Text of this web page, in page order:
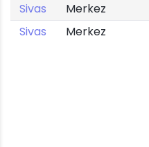
Sivas
Merkez
Sivas
Merkez